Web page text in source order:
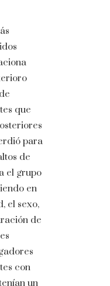
que
para
de
el grupo
en
el sexo,
de
con
un